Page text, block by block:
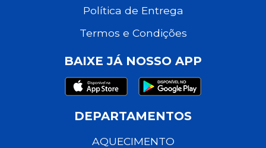
Política de Entrega
Termos e Condições
BAIXE JÁ NOSSO APP
DEPARTAMENTOS
AQUECIMENTO